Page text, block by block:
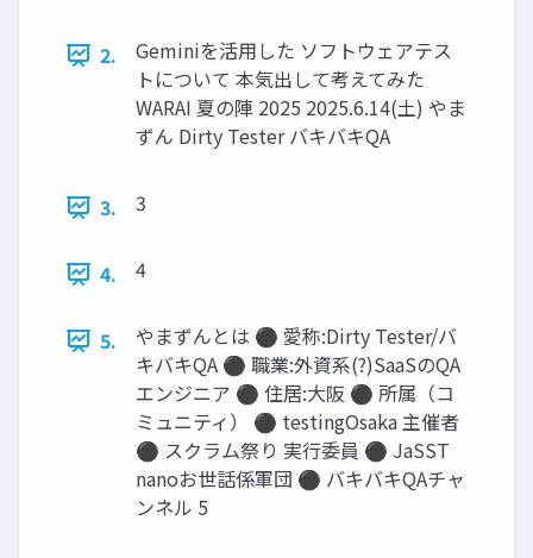
2.
Geminiを活用した ソフトウェアテス
トについて 本気出して考えてみた
WARAI 夏の陣 2025 2025.6.14(土) やま
ずん Dirty Tester バキバキQA
3. 3
4. 4
5.
やまずんとは ⚫ 愛称:Dirty Tester/バ
キバキQA ⚫ 職業:外資系(?)SaaSのQA
エンジニア ⚫ 住居:大阪 ⚫ 所属（コ
ミュニティ） ⚫ testingOsaka 主催者
⚫ スクラム祭り 実行委員 ⚫ JaSST
nanoお世話係軍団 ⚫ バキバキQAチャ
ンネル 5